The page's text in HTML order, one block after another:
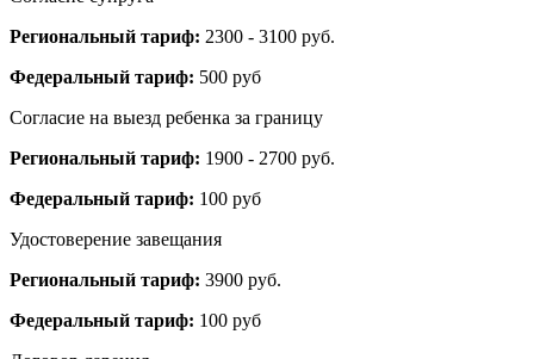
Региональный тариф: 2300 - 3100 руб.
Федеральный тариф: 500 руб
Согласие на выезд ребенка за границу
Региональный тариф: 1900 - 2700 руб.
Федеральный тариф: 100 руб
Удостоверение завещания
Региональный тариф: 3900 руб.
Федеральный тариф: 100 руб